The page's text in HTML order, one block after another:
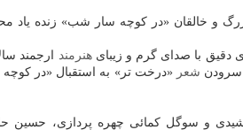
و خالقان «در كوچه سار شب» زنده یاد
دقیق با صدای گرم و زیبایهنرمند ارجمند
سرودن شعر «درخت تر» به استقبال «در
رشیدی و سوگل كمائی چهره پردازی، حسین